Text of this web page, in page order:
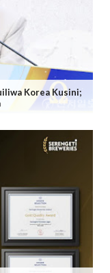
Korea Kusini;